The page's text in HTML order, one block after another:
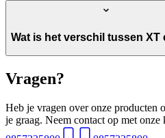
Wat is het verschil tussen XT
Vragen?
Heb je vragen over onze producten
je graag. Neem contact op met onze